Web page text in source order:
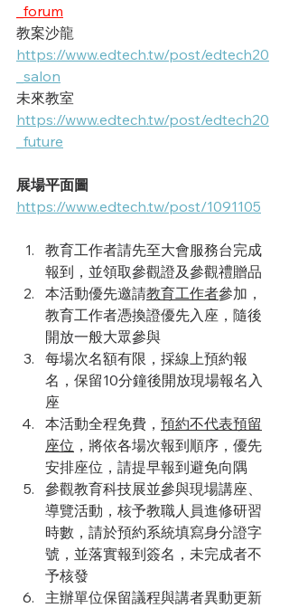
_forum
教案沙龍
https://www.edtech.tw/post/edtech20
_salon
未來教室
https://www.edtech.tw/post/edtech20
_future
展場平面圖
https://www.edtech.tw/post/1091105
教育工作者請先至大會服務台完成
報到，並領取參觀證及參觀禮贈品
本活動優先邀請教育工作者參加，
教育工作者憑換證優先入座，隨後
開放一般大眾參與
每場次名額有限，採線上預約報
名，保留10分鐘後開放現場報名入
座
本活動全程免費， 預約不代表預留
座位 ，將依各場次報到順序，優先
安排座位，請提早報到避免向隅
參觀教育科技展並參與現場講座、
導覽活動，​核予教職人員進修研習
時數，請於預約系統填寫身分證字
號，並落實報到簽名，未完成者不
予核發
主辦單位保留議程與講者異動更新